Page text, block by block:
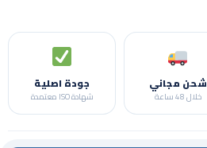
شحن مجاني
خلال 48 ساعة
جودة اصلية
شهادة ISO معتمدة